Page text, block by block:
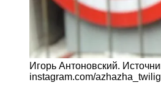
Игорь Антоновский.
instagram.com/